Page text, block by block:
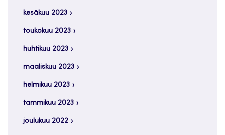
kesäkuu 2023
toukokuu 2023
huhtikuu 2023
maaliskuu 2023
helmikuu 2023
tammikuu 2023
joulukuu 2022